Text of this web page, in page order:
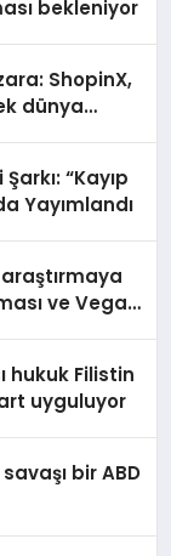
bekleniyor
ShopinX,
dünya
“Kayıp
Yayımlandı
ve Vegan
hukuk Filistin
uyguluyor
bir ABD